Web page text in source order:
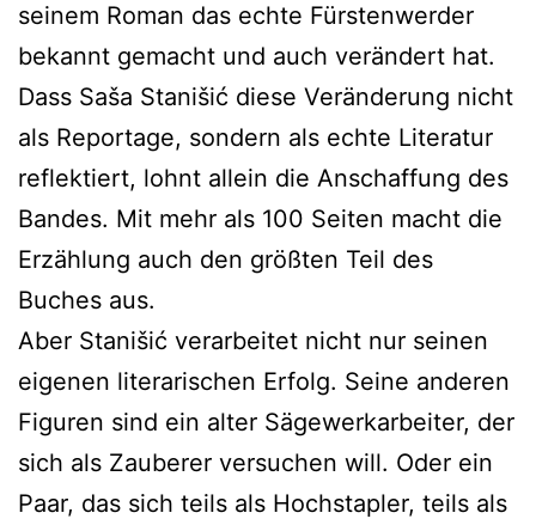
seinem Roman das echte Fürstenwerder
bekannt gemacht und auch verändert hat.
Dass Saša Stanišić diese Veränderung nicht
als Reportage, sondern als echte Literatur
reflektiert, lohnt allein die Anschaffung des
Bandes. Mit mehr als 100 Seiten macht die
Erzählung auch den größten Teil des
Buches aus.
Aber Stanišić verarbeitet nicht nur seinen
eigenen literarischen Erfolg. Seine anderen
Figuren sind ein alter Sägewerkarbeiter, der
sich als Zauberer versuchen will. Oder ein
Paar, das sich teils als Hochstapler, teils als